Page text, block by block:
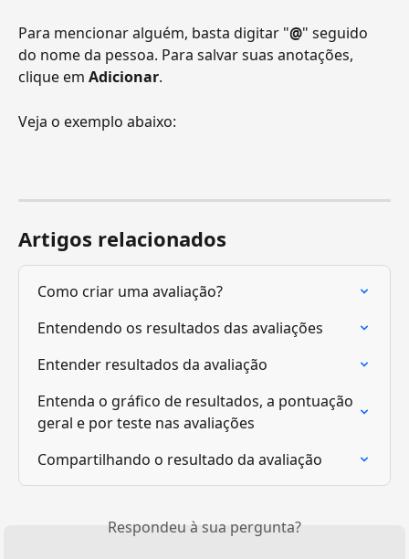
Para mencionar alguém, basta digitar "@" seguido
do nome da pessoa. Para salvar suas anotações,
clique em Adicionar.
Veja o exemplo abaixo:
Artigos relacionados
Como criar uma avaliação?
Entendendo os resultados das avaliações
Entender resultados da avaliação
Entenda o gráfico de resultados, a pontuação
geral e por teste nas avaliações
Compartilhando o resultado da avaliação
Respondeu à sua pergunta?